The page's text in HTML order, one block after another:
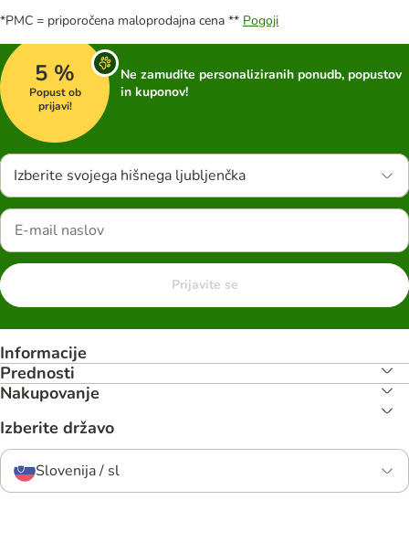
*PMC = priporočena maloprodajna cena ** Pogoji
5 %
Popust ob
prijavi!
Ne zamudite personaliziranih ponudb, popustov
in kuponov!
Izberite svojega hišnega ljubljenčka
Prijavite se
Informacije
Prednosti
Nakupovanje
Izberite državo
Slovenija / sl